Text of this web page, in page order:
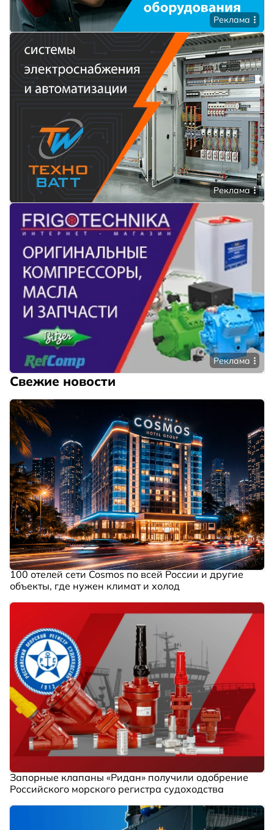
Реклама
Реклама
Реклама
Свежие новости
100 отелей сети Cosmos по всей России и другие
объекты, где нужен климат и холод
Запорные клапаны «Ридан» получили одобрение
Российского морского регистра судоходства